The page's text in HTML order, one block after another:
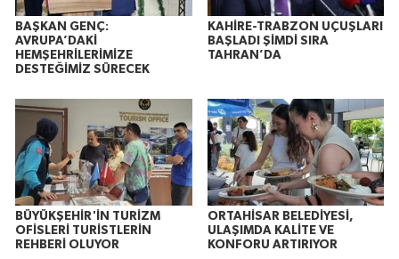
BAŞKAN GENÇ:
AVRUPA’DAKİ
HEMŞEHRİLERİMİZE
DESTEĞİMİZ SÜRECEK
KAHİRE-TRABZON UÇUŞLARI
BAŞLADI ŞİMDİ SIRA
TAHRAN’DA
BÜYÜKŞEHİR'İN TURİZM
OFİSLERİ TURİSTLERİN
REHBERİ OLUYOR
ORTAHİSAR BELEDİYESİ,
ULAŞIMDA KALİTE VE
KONFORU ARTIRIYOR